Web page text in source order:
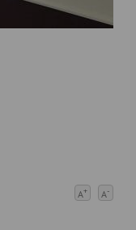
A+ A-